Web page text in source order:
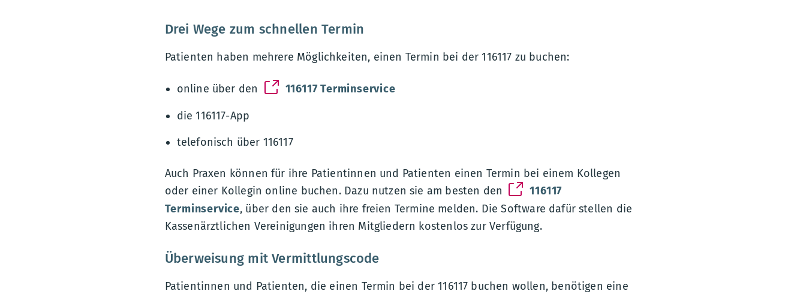
Drei Wege zum schnellen Termin
Patienten haben mehrere Möglichkeiten, einen Termin bei der 116117 zu buchen:
online über den 116117 Terminservice
die 116117-App
telefonisch über 116117
Auch Praxen können für ihre Patientinnen und Patienten einen Termin bei einem Kollegen
oder einer Kollegin online buchen. Dazu nutzen sie am besten den
116117
Terminservice, über den sie auch ihre freien Termine melden. Die Software dafür stellen die
Kassenärztlichen Vereinigungen ihren Mitgliedern kostenlos zur Verfügung.
Überweisung mit Vermittlungscode
Patientinnen und Patienten, die einen Termin bei der 116117 buchen wollen, benötigen eine